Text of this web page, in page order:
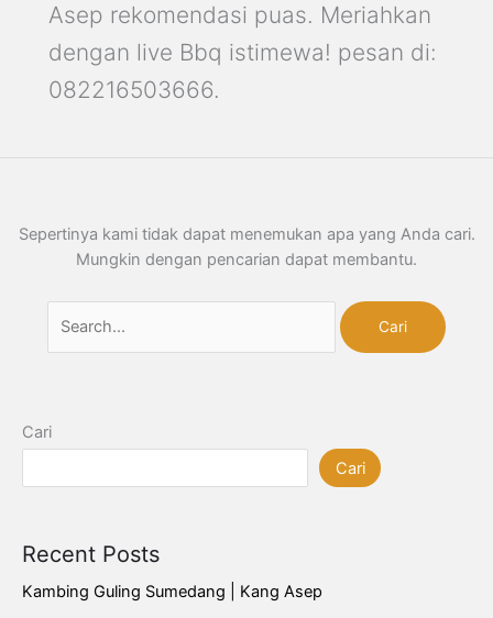
Asep rekomendasi puas. Meriahkan
dengan live Bbq istimewa! pesan di:
082216503666.
Sepertinya kami tidak dapat menemukan apa yang Anda cari.
Mungkin dengan pencarian dapat membantu.
Cari
Cari
Recent Posts
Kambing Guling Sumedang | Kang Asep